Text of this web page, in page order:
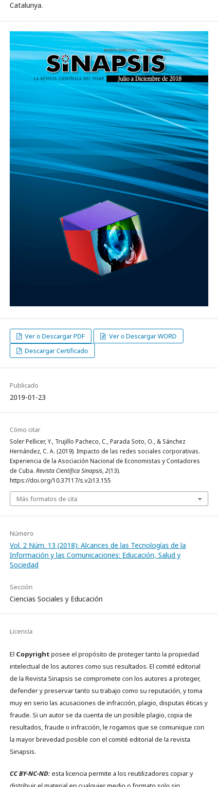
Catalunya.
Ver o Descargar PDF
Ver o Descargar WORD
Descargar Certificado
Publicado
2019-01-23
Cómo citar
Soler Pellicer, Y., Trujillo Pacheco, C., Parada Soto, O., & Sánchez
Hernández, C. A. (2019). Impacto de las redes sociales corporativas.
Experiencia de la Asociación Nacional de Economistas y Contadores
de Cuba. Revista Científica Sinapsis,2(13).
https://doi.org/10.37117/s.v2i13.155
Más formatos de cita
Número
Vol. 2 Núm. 13 (2018): Alcances de las Tecnologías de la
Información y las Comunicaciones: Educación, Salud y
Sociedad
Sección
Ciencias Sociales y Educación
Licencia
El Copyright posee el propósito de proteger tanto la propiedad
intelectual de los autores como sus resultados. El comité editorial
de la Revista Sinapsis se compromete con los autores a proteger,
defender y preservar tanto su trabajo como su reputación, y toma
muy en serio las acusaciones de infracción, plagio, disputas éticas y
fraude. Si un autor se da cuenta de un posible plagio, copia de
resultados, fraude o infracción, le rogamos que se comunique con
la mayor brevedad posible con el comité editorial de la revista
Sinapsis.
CC BY-NC-ND:esta licencia permite a los reutilizadores copiar y